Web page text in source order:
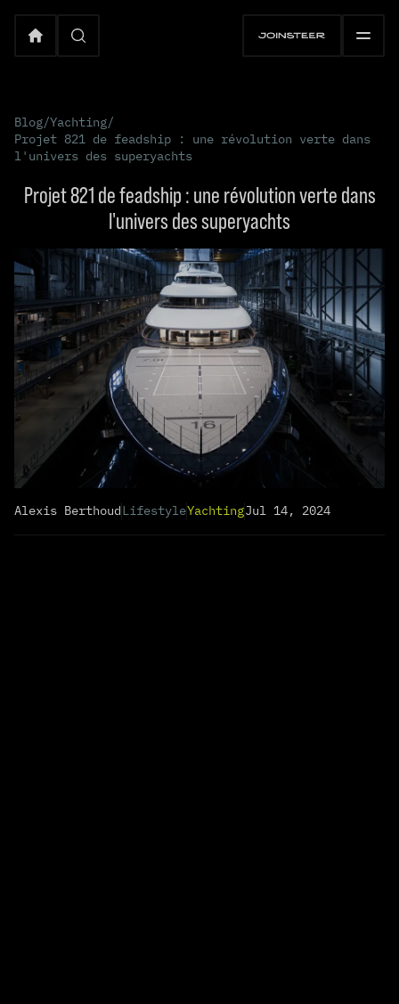
Blog/Yachting/
Projet 821 de feadship : une révolution verte dans
l'univers des superyachts
Projet 821 de feadship : une révolution verte dans
l'univers des superyachts
Alexis BerthoudLifestyleYachtingJul 14, 2024